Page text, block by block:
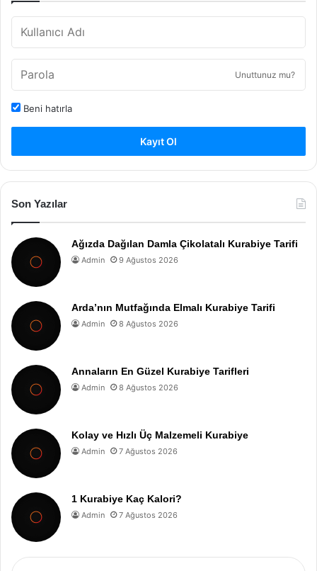
Unuttunuz mu?
Beni hatırla
Kayıt Ol
Son Yazılar
Ağızda Dağılan Damla Çikolatalı Kurabiye Tarifi
Admin 9 Ağustos 2026
Arda’nın Mutfağında Elmalı Kurabiye Tarifi
Admin 8 Ağustos 2026
Annaların En Güzel Kurabiye Tarifleri
Admin 8 Ağustos 2026
Kolay ve Hızlı Üç Malzemeli Kurabiye
Admin 7 Ağustos 2026
1 Kurabiye Kaç Kalori?
Admin 7 Ağustos 2026